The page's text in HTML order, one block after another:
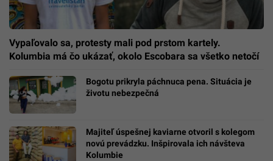
Vypaľovalo sa, protesty mali pod prstom kartely.
Kolumbia má čo ukázať, okolo Escobara sa všetko netočí
Bogotu prikryla páchnuca pena. Situácia je
životu nebezpečná
Majiteľ úspešnej kaviarne otvoril s kolegom
novú prevádzku. Inšpirovala ich návšteva
Kolumbie